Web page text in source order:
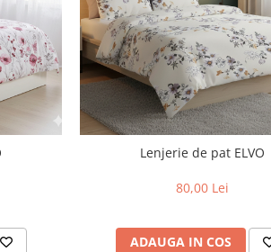
Lenjerie de pat ELVO
80,00 Lei
ADAUGA IN COS